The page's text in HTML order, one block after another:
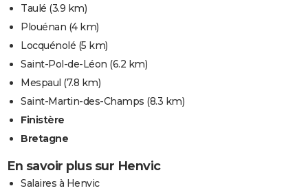
Taulé (3.9 km)
Plouénan (4 km)
Locquénolé (5 km)
Saint-Pol-de-Léon (6.2 km)
Mespaul (7.8 km)
Saint-Martin-des-Champs (8.3 km)
Finistère
Bretagne
En savoir plus sur Henvic
Salaires à Henvic